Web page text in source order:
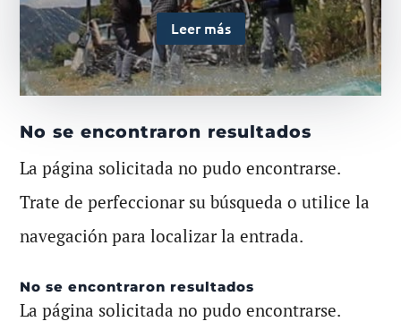
Leer más
No se encontraron resultados
La página solicitada no pudo encontrarse.
Trate de perfeccionar su búsqueda o utilice la
navegación para localizar la entrada.
No se encontraron resultados
La página solicitada no pudo encontrarse.